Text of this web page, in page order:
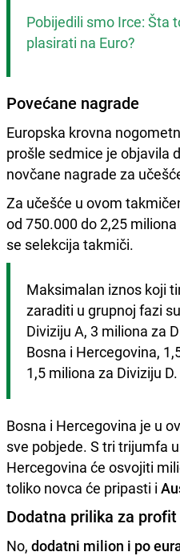
Pobijedili smo Irce: Šta
plasirati na Euro?
Povećane nagrade
Europska krovna
prošle sedmice je objavila
novčane nagrade za
Za učešće u ovom
od 750.000 do 2,25
se selekcija takmiči.
Maksimalan iznos koji
zaraditi u grupnoj fazi
Diviziju A, 3 miliona za
Bosna i Hercegovina,
1,5 miliona za Diviziju D.
Bosna i Hercegovina je u
sve pobjede. S tri trijumfa
Hercegovina će osvojiti
toliko novca će pripasti i
Dodatna prilika za profit
No, dodatni milion i po